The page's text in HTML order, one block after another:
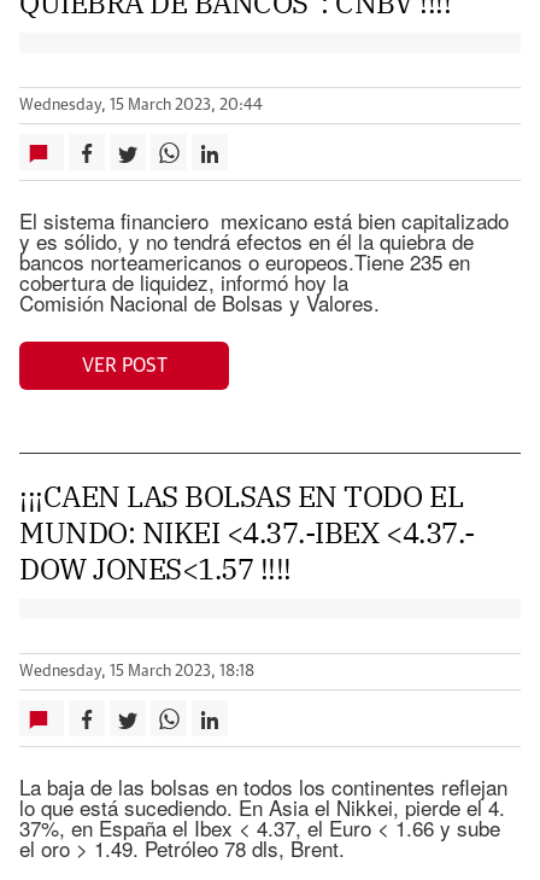
Wednesday, 15 March 2023, 20:44
El sistema financiero mexicano está bien capitalizado
y es sólido, y no tendrá efectos en él la quiebra de
bancos norteamericanos o europeos.Tiene 235 en
cobertura de liquidez, informó hoy la
Comisión Nacional de Bolsas y Valores.
VER POST
¡¡¡CAEN LAS BOLSAS EN TODO EL
MUNDO: NIKEI <4.37.-IBEX <4.37.-
DOW JONES<1.57 !!!!
Wednesday, 15 March 2023, 18:18
La baja de las bolsas en todos los continentes reflejan
lo que está sucediendo. En Asia el Nikkei, pierde el 4.
37%, en España el Ibex < 4.37, el Euro < 1.66 y sube
el oro > 1.49. Petróleo 78 dls, Brent.